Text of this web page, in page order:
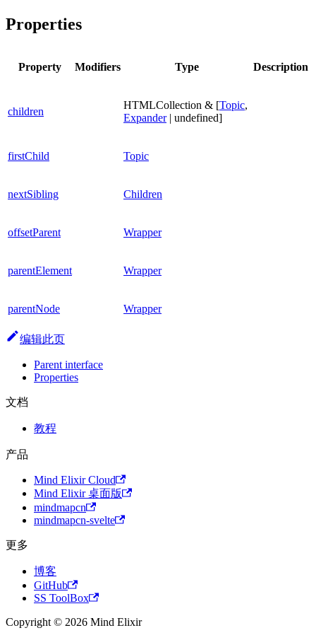
Properties
Property Modifiers Type Description
children
HTMLCollection & [Topic,
Expander| undefined]
firstChild Topic
nextSibling Children
offsetParent Wrapper
parentElement Wrapper
parentNode Wrapper
编辑此页
Parent interface
Properties
文档
教程
产品
Mind Elixir Cloud
Mind Elixir 桌面版
mindmapcn
mindmapcn-svelte
更多
博客
GitHub
SS ToolBox
Copyright © 2026 Mind Elixir